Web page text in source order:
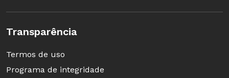
Transparência
Termos de uso
Programa de integridade